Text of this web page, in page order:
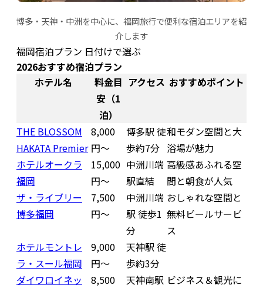
博多・天神・中洲を中心に、福岡旅行で便利な宿泊エリアを紹
介します
福岡宿泊プラン 日付けで選ぶ
2026おすすめ宿泊プラン
ホテル名
料金目
安（1
泊）
アクセス おすすめポイント
THE BLOSSOM
HAKATA Premier
8,000
円〜
博多駅 徒
歩約7分
和モダン空間と大
浴場が魅力
ホテルオークラ
福岡
15,000
円〜
中洲川端
駅直結
高級感あふれる空
間と朝食が人気
ザ・ライブリー
博多福岡
7,500
円〜
中洲川端
駅 徒歩1
分
おしゃれな空間と
無料ビールサービ
ス
ホテルモントレ
ラ・スール福岡
9,000
円〜
天神駅 徒
歩約3分
ダイワロイネッ
8,500
天神南駅 ビジネス＆観光に